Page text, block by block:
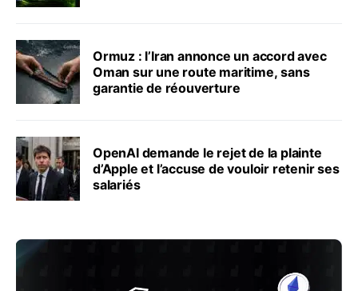
Ormuz : l’Iran annonce un accord avec
Oman sur une route maritime, sans
garantie de réouverture
OpenAI demande le rejet de la plainte
d’Apple et l’accuse de vouloir retenir ses
salariés